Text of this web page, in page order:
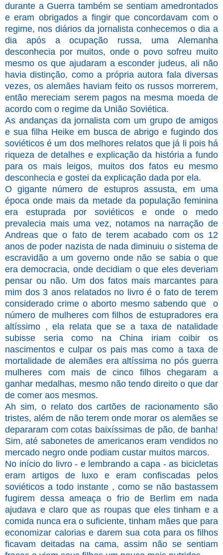
durante a Guerra também se sentiam amedrontados
e eram obrigados a fingir que concordavam com o
regime, nos diários da jornalista conhecemos o dia a
dia após a ocupação russa, uma Alemanha
desconhecia por muitos, onde o povo sofreu muito
mesmo os que ajudaram a esconder judeus, ali não
havia distinção, como a própria autora fala diversas
vezes, os alemães haviam feito os russos morrerem,
então mereciam serem pagos na mesma moeda de
acordo com o regime da União Soviética.
As andanças da jornalista com um grupo de amigos
e sua filha Heike em busca de abrigo e fugindo dos
soviéticos é um dos melhores relatos que já li pois há
riqueza de detalhes e explicação da história a fundo
para os mais leigos, muitos dos fatos eu mesmo
desconhecia e gostei da explicação dada por ela.
O gigante número de estupros assusta, em uma
época onde mais da metade da população feminina
era estuprada por soviéticos e onde o medo
prevalecia mais uma vez, notamos na narração de
Andreas que o fato de terem acabado com os 12
anos de poder nazista de nada diminuiu o sistema de
escravidão a um governo onde não se sabia o que
era democracia, onde decidiam o que eles deveriam
pensar ou não. Um dos fatos mais marcantes para
mim dos 3 anos relatados no livro é o fato de terem
considerado crime o aborto mesmo sabendo que o
número de mulheres com filhos de estupradores era
altíssimo , ela relata que se a taxa de natalidade
subisse seria como na China iriam coibir os
nascimentos e culpar os pais mas como a taxa de
mortalidade de alemães era altíssima no pós guerra
mulheres com mais de cinco filhos chegaram a
ganhar medalhas, mesmo não tendo direito o que dar
de comer aos mesmos.
Ah sim, o relato dos cartões de racionamento são
tristes, além de não terem onde morar os alemães se
depararam com cotas baixíssimas de pão, de banha!
Sim, até sabonetes de americanos eram vendidos no
mercado negro onde podiam custar muitos marcos.
No início do livro - e lembrando a capa - as bicicletas
eram artigos de luxo e eram confiscadas pelos
soviéticos a todo instante , como se não bastassem
fugirem dessa ameaça o frio de Berlim em nada
ajudava e claro que as roupas que eles tinham e a
comida nunca era o suficiente, tinham mães que para
economizar calorias e darem sua cota para os filhos
ficavam deitadas na cama, assim não se sentiam